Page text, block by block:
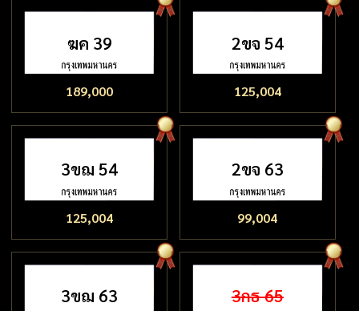
ฆค 39
189,000
2ขจ 54
125,004
3ขฌ 54
125,004
2ขจ 63
99,004
3ขฌ 63 3กธ 65